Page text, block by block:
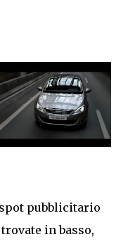
pubblicitario
in basso,